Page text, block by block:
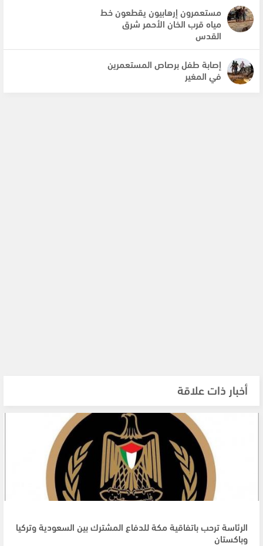
مستعمرون إرهابيون يقطعون خط
مياه قرب الخان الأحمر شرق
القدس
إصابة طفل برصاص المستعمرين
في المغير
أخبار ذات علاقة
الرئاسة ترحب باتفاقية مكة للدفاع المشترك بين السعودية وتركيا
وباكستان